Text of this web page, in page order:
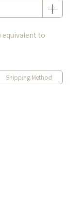
equivalent to
Shipping Method